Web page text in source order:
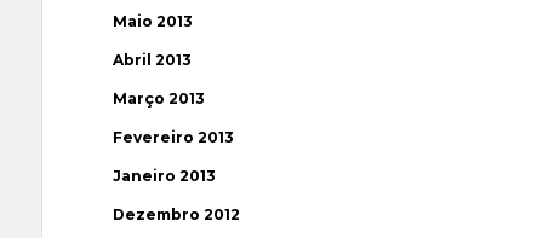
Maio 2013
Abril 2013
Março 2013
Fevereiro 2013
Janeiro 2013
Dezembro 2012